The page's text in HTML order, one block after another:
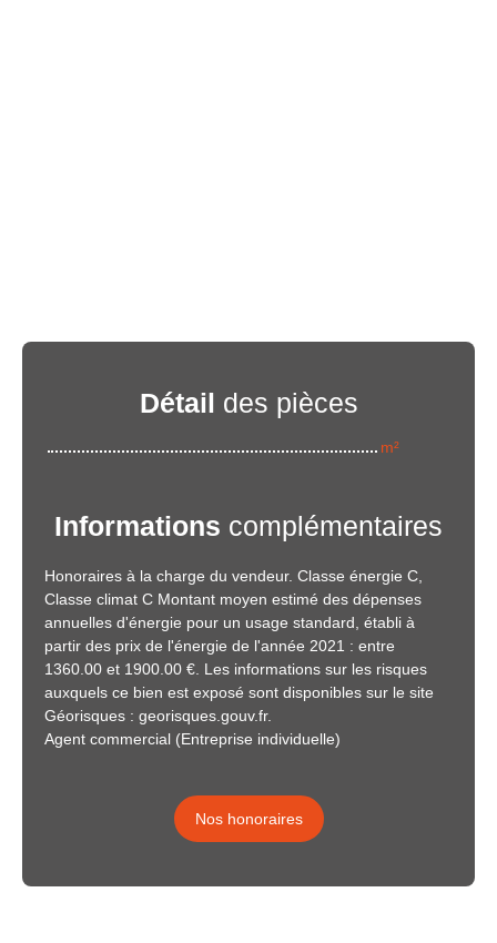
Détail des pièces
m²
Informations complémentaires
Honoraires à la charge du vendeur. Classe énergie C,
Classe climat C Montant moyen estimé des dépenses
annuelles d'énergie pour un usage standard, établi à
partir des prix de l'énergie de l'année 2021 : entre
1360.00 et 1900.00 €. Les informations sur les risques
auxquels ce bien est exposé sont disponibles sur le site
Géorisques : georisques.gouv.fr.
Agent commercial (Entreprise individuelle)
Nos honoraires